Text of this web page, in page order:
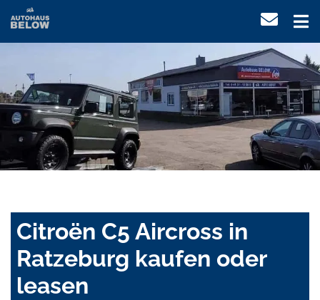
Citroën C5 Aircross in
Ratzeburg kaufen oder
leasen